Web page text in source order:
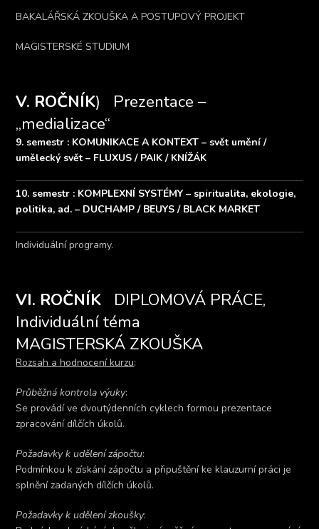
BAKALÁŘSKÁ ZKOUŠKA A POSTUPOVÝ PROJEKT
MAGISTERSKÉ STUDIUM
V. ROČNÍK) Prezentace –
„medializace“
9. semestr : KOMUNIKACE A KONTEXT – svět umění /
umělecký svět – FLUXUS / PAIK / KNÍŽÁK
10. semestr : KOMPLEXNÍ SYSTÉMY– spiritualita, ekologie,
politika, ad. – DUCHAMP / BEUYS / BLACK MARKET
Individuální programy.
VI. ROČNÍK DIPLOMOVÁ PRÁCE,
Individuální téma
MAGISTERSKÁ ZKOUŠKA
Rozsah a hodnocení kurzu:
Průběžná kontrola výuky:
Se provádí ve dvoutýdenních cyklech formou prezentace
zpracování dílčích úkolů.
Požadavky k udělení zápočtu:
Podmínkou k získání zápočtu a připuštění ke klauzurní práci je
splnění zadaných dílčích úkolů.
Požadavky k udělení zkoušky: